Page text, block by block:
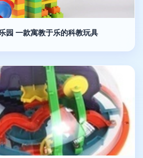
园 一款寓教于乐的科教玩具